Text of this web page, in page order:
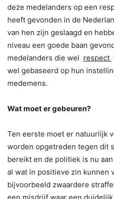
deze medelanders op een
heeft gevonden in de
van hen zijn geslaagd en
niveau een goede baan
medelanders die wel respect
wel gebaseerd op hun
medemens.
Wat moet er gebeuren?
Ten eerste moet er natuurlijk
worden opgetreden tegen dit
bereikt en de politiek is nu
al wat in positieve zin kunnen
bijvoorbeeld zwaardere
een misdrijf waar een